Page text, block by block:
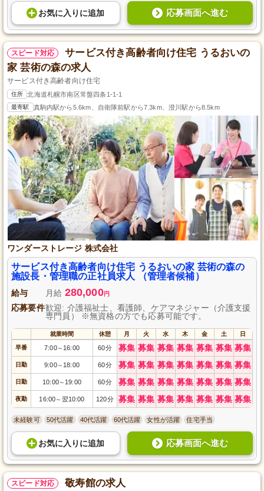
お気に入り に追加 応募画面へ進む
スピード対応
サービス付き高齢者向け住宅 うるおいの
家 芸術の森の求人
サービス付き高齢者向け住宅
住所 北海道札幌市南区常盤四条1-1-1
最寄駅 真駒内駅から5.6km、自衛隊前駅から7.3km、澄川駅から8.5km
ワンダーストレージ 株式会社
サービス付き高齢者向け住宅 うるおいの家 芸術の森の
施設長・管理職の正社員求人 （管理者候補）
給与 月給 280,000円
応募要件歓迎: 介護福祉士、看護師、ケアマネジャー（介護支援
専門員） ※無資格の方でも応募可能です。
就業時間 休憩 月 火 水 木 金 土 日
早番 7:00～ 16:00 60分 募集 募集 募集 募集 募集 募集 募集
日勤 9:00～ 18:00 60分 募集 募集 募集 募集 募集 募集 募集
日勤 10:00～ 19:00 60分 募集 募集 募集 募集 募集 募集 募集
夜勤 16:00～ 翌10:00 120分 募集 募集 募集 募集 募集 募集 募集
未経験可 50代活躍 40代活躍 60代活躍 女性が活躍 住宅手当
お気に入り に追加 応募画面へ進む
スピード対応 敬寿館の求人